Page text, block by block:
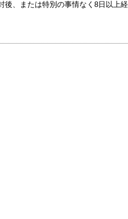
後、または特別の事情なく8日以上経